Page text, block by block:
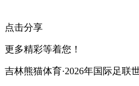
点击分享
更多精彩等着您！
吉林熊猫体育·2026年国际足联